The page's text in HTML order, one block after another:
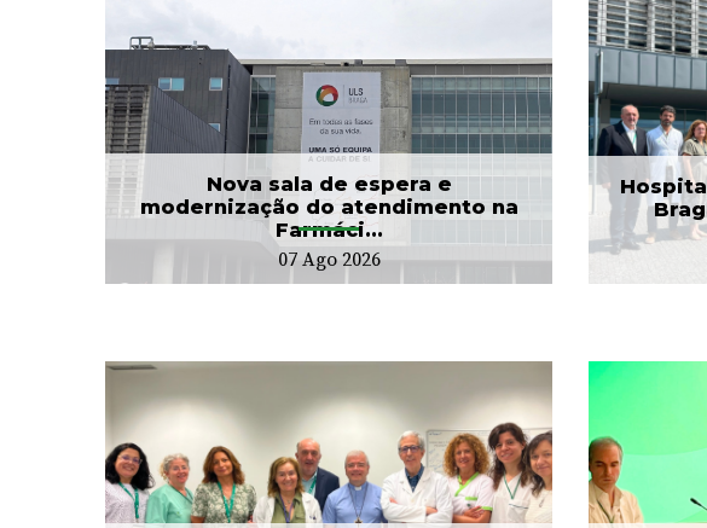
Nova sala de espera e
modernização do atendimento na
Farmáci...
07 Ago 2026
Hospitalização
Domiciliária da ULS Braga
já acompanhou mais...
24 Jul 2026
CIM Cávado e ULS Braga
arrancam com Conselho
Local de Saúde...